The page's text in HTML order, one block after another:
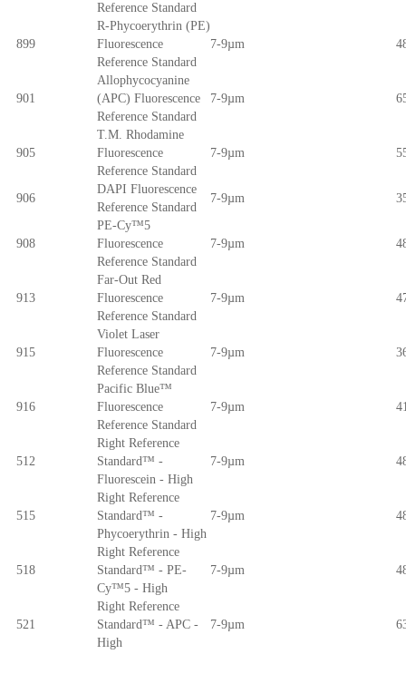
Reference Standard
899
R-Phycoerythrin (PE)
Fluorescence
Reference Standard
7-9µm 4
901
Allophycocyanine
(APC) Fluorescence
Reference Standard
7-9µm 6
905
T.M. Rhodamine
Fluorescence
Reference Standard
7-9µm 5
906
DAPI Fluorescence
Reference Standard
7-9µm 3
908
PE-Cy™5
Fluorescence
Reference Standard
7-9µm 4
913
Far-Out Red
Fluorescence
Reference Standard
7-9µm 4
915
Violet Laser
Fluorescence
Reference Standard
7-9µm 3
916
Pacific Blue™
Fluorescence
Reference Standard
7-9µm 4
512
Right Reference
Standard™ -
Fluorescein - High
7-9µm 4
515
Right Reference
Standard™ -
Phycoerythrin - High
7-9µm 4
518
Right Reference
Standard™ - PE-
Cy™5 - High
7-9µm 4
521
Right Reference
Standard™ - APC -
High
7-9µm 6